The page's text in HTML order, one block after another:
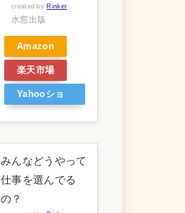
created by Rinker
水窓出版
Amazon
楽天市場
Yahooショ
みんなどうやって
仕事を選んでる
の？